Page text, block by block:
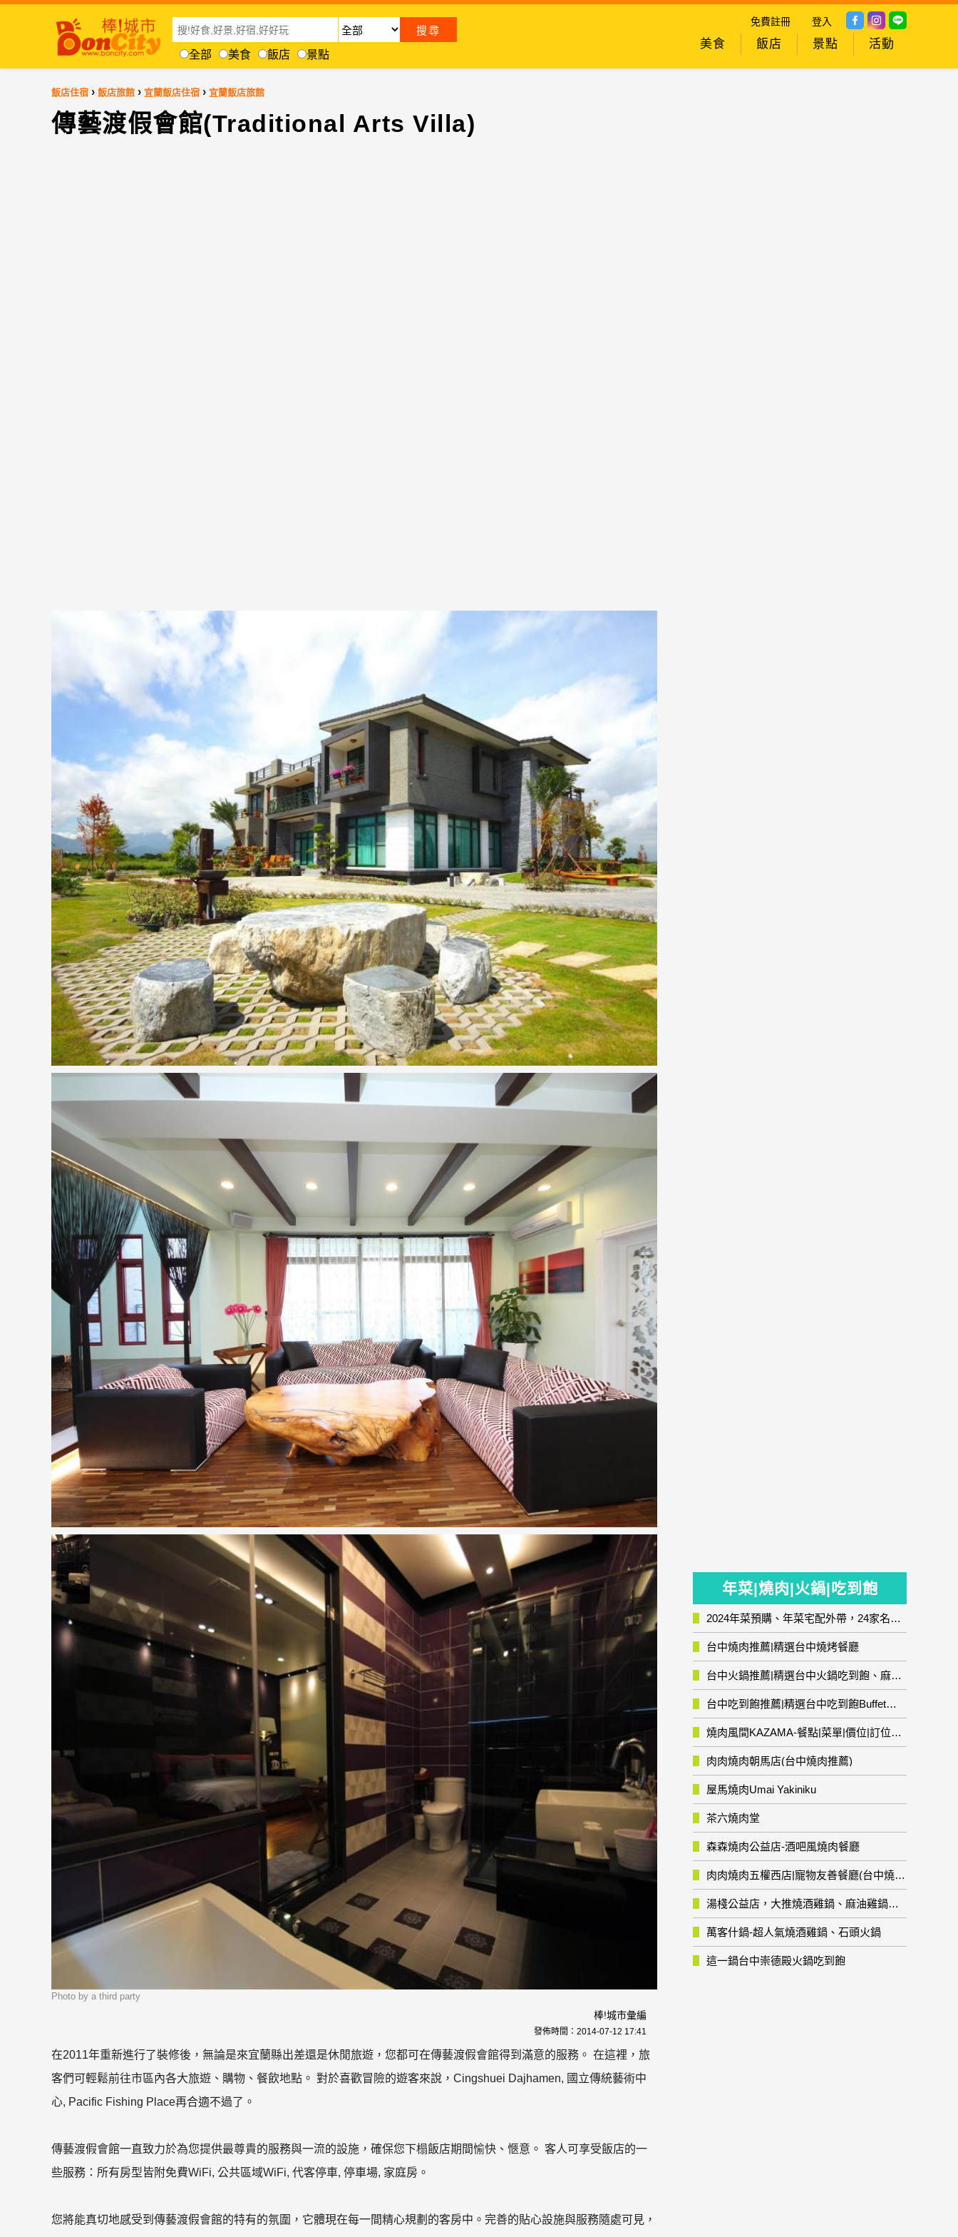
全部 美食 飯店 景點
免費註冊 登入
美食 飯店 景點 活動
飯店住宿 › 飯店旅館 › 宜蘭飯店住宿 › 宜蘭飯店旅館
傳藝渡假會館(Traditional Arts Villa)
Photo by a third party
棒!城市彙編
發佈時間： 2014-07-12 17:41
在2011年重新進行了裝修後，無論是來宜蘭縣出差還是休閒旅遊，您都可在傳藝渡假會館得到滿意的服務。 在這裡，旅
客們可輕鬆前往市區內各大旅遊、購物、餐飲地點。 對於喜歡冒險的遊客來說，Cingshuei Dajhamen, 國立傳統藝術中
心, Pacific Fishing Place再合適不過了。
傳藝渡假會館一直致力於為您提供最尊貴的服務與一流的設施，確保您下榻飯店期間愉快、愜意。 客人可享受飯店的一
些服務：所有房型皆附免費WiFi, 公共區域WiFi, 代客停車, 停車場, 家庭房。
您將能真切地感受到傳藝渡假會館的特有的氛圍，它體現在每一間精心規劃的客房中。完善的貼心設施與服務隨處可見，
年菜|燒肉|火鍋|吃到飽
2024年菜預購、年菜宅配外帶，24家名店年菜推薦整理，圍爐輕鬆上菜團圓趣
台中燒肉推薦|精選台中燒烤餐廳
台中火鍋推薦|精選台中火鍋吃到飽、麻辣鍋、鴛鴦鍋、石頭火鍋、酸菜白肉鍋、海鮮鍋、燒酒雞、麻油雞、壽喜燒等熱門人氣火鍋店!
台中吃到飽推薦|精選台中吃到飽Buffet自助餐廳
燒肉風間KAZAMA-餐點|菜單|價位|訂位資訊
肉肉燒肉朝馬店(台中燒肉推薦)
屋馬燒肉Umai Yakiniku
茶六燒肉堂
森森燒肉公益店-酒吧風燒肉餐廳
肉肉燒肉五權西店|寵物友善餐廳(台中燒肉推薦)
湯棧公益店，大推燒酒雞鍋、麻油雞鍋暖暖有夠補
萬客什鍋-超人氣燒酒雞鍋、石頭火鍋
這一鍋台中崇德殿火鍋吃到飽